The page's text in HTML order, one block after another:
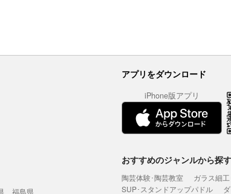
アプリをダウンロード
iPhone版アプリ
福島県
おすすめのジャンルから探す
陶芸体験･陶芸教室 ガラス細
SUP･スタンドアップパドル